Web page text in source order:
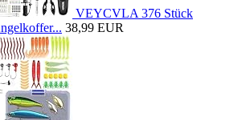
VEYCVLA 376 Stück
38,99 EUR